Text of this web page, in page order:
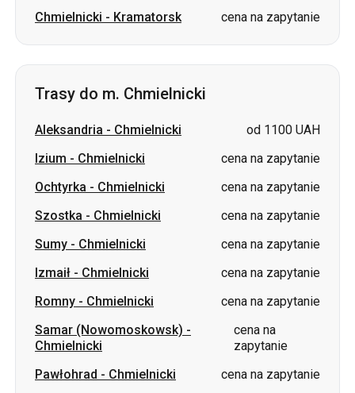
Trasy do m. Chmielnicki
Aleksandria-Chmielnicki
od 1100 UAH
Ochtyrka- Chmielnicki
Szostka-Chmielnicki
cena na zapytanie
Sumy-Chmielnicki
cena na zapytanie
Izmaił-Chmielnicki
cena na zapytanie
Romny-Chmielnicki
cena na zapytanie
Samar (Nowomoskowsk)
cena na
SlowacjaOdessa → CharkówŁuck Dniepr → HumańUkraina